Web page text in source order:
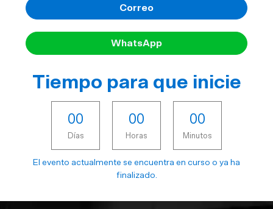
Correo
WhatsApp
Tiempo para que inicie
00
Días
00
Horas
00
Minutos
El evento actualmente se encuentra en curso o ya ha
finalizado.